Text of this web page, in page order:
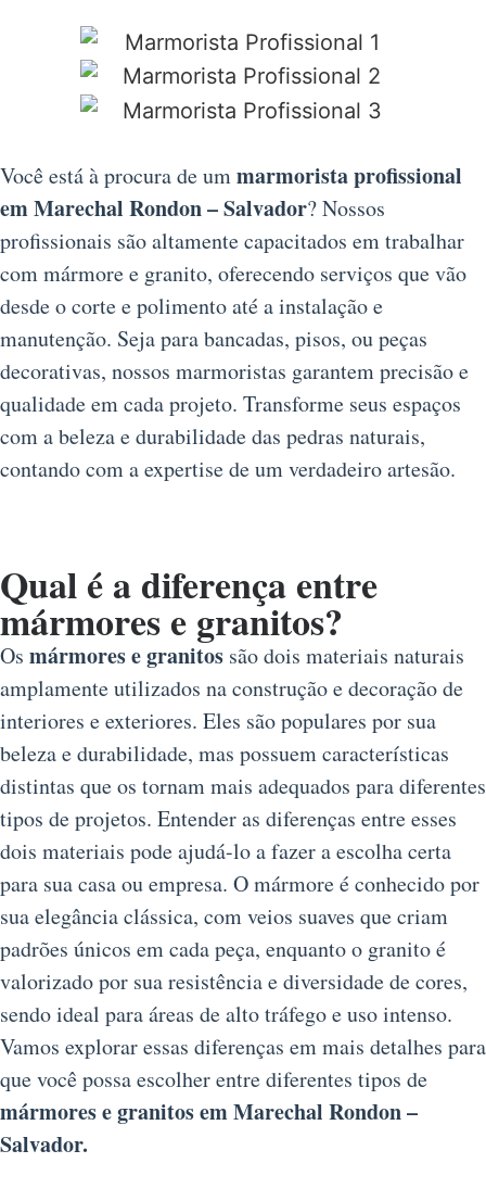
Você está à procura de ummarmorista profissional
em Marechal Rondon – Salvador? Nossos
profissionais são altamente capacitados em trabalhar
com mármore e granito, oferecendo serviços que vão
desde o corte e polimento até a instalação e
manutenção. Seja para bancadas, pisos, ou peças
decorativas, nossos marmoristas garantem precisão e
qualidade em cada projeto. Transforme seus espaços
com a beleza e durabilidade das pedras naturais,
contando com a expertise de um verdadeiro artesão.
Qual é a diferença entre
mármores e granitos?
Os mármores e granitos são dois materiais naturais
amplamente utilizados na construção e decoração de
interiores e exteriores. Eles são populares por sua
beleza e durabilidade, mas possuem características
distintas que os tornam mais adequados para diferentes
tipos de projetos. Entender as diferenças entre esses
dois materiais pode ajudá-lo a fazer a escolha certa
para sua casa ou empresa. O mármore é conhecido por
sua elegância clássica, com veios suaves que criam
padrões únicos em cada peça, enquanto o granito é
valorizado por sua resistência e diversidade de cores,
sendo ideal para áreas de alto tráfego e uso intenso.
Vamos explorar essas diferenças em mais detalhes para
que você possa escolher entre diferentes tipos de
mármores e granitos em Marechal Rondon –
Salvador.